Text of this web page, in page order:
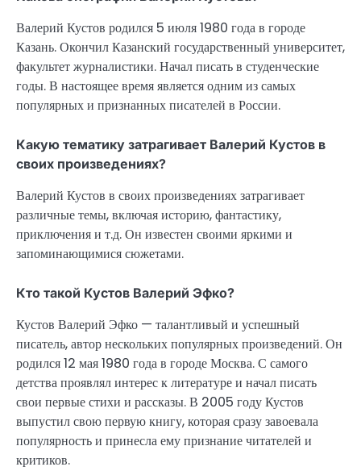
Валерий Кустов родился 5 июля 1980 года в городе
Казань. Окончил Казанский государственный университет,
факультет журналистики. Начал писать в студенческие
годы. В настоящее время является одним из самых
популярных и признанных писателей в России.
Какую тематику затрагивает Валерий Кустов в
своих произведениях?
Валерий Кустов в своих произведениях затрагивает
различные темы, включая историю, фантастику,
приключения и т.д. Он известен своими яркими и
запоминающимися сюжетами.
Кто такой Кустов Валерий Эфко?
Кустов Валерий Эфко — талантливый и успешный
писатель, автор нескольких популярных произведений. Он
родился 12 мая 1980 года в городе Москва. С самого
детства проявлял интерес к литературе и начал писать
свои первые стихи и рассказы. В 2005 году Кустов
выпустил свою первую книгу, которая сразу завоевала
популярность и принесла ему признание читателей и
критиков.